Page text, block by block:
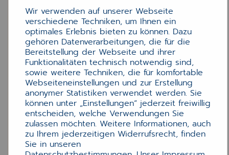
Wir verwenden auf unserer Webseite
verschiedene Techniken, um Ihnen ein
optimales Erlebnis bieten zu können. Dazu
gehören Datenverarbeitungen, die für die
Bereitstellung der Webseite und ihrer
Funktionalitäten technisch notwendig sind,
sowie weitere Techniken, die für komfortable
Webseiteneinstellungen und zur Erstellung
anonymer Statistiken verwendet werden. Sie
können unter „Einstellungen“ jederzeit freiwillig
entscheiden, welche Verwendungen Sie
zulassen möchten. Weitere Informationen, auch
zu Ihrem jederzeitigen Widerrufsrecht, finden
Sie in unseren